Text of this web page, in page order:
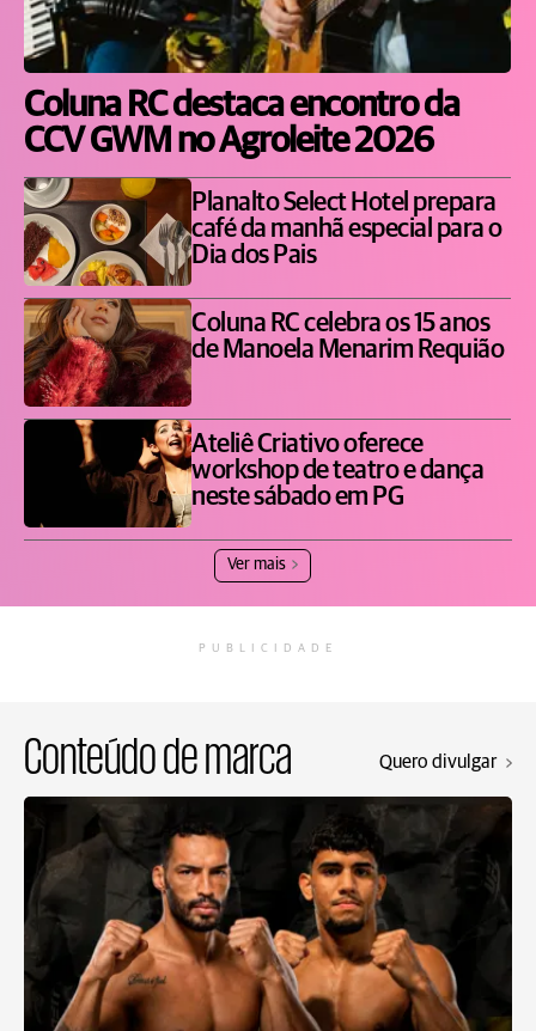
Coluna RC destaca encontro da
CCV GWM no Agroleite 2026
Planalto Select Hotel prepara
café da manhã especial para o
Dia dos Pais
Coluna RC celebra os 15 anos
de Manoela Menarim Requião
Ateliê Criativo oferece
workshop de teatro e dança
neste sábado em PG
Ver mais
PUBLICIDADE
Conteúdo de marca Quero divulgar